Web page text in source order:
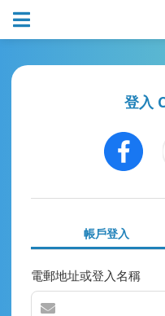
登入
帳戶登入
電郵地址或登入名稱